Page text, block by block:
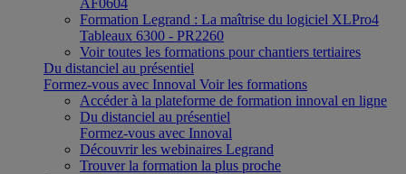
AF0604
Formation Legrand : La maîtrise du logiciel XLPro4
Tableaux 6300 - PR2260
Voir toutes les formations pour chantiers tertiaires
Du distanciel au présentiel
Formez-vous avec Innoval Voir les formations
Accéder à la plateforme de formation innoval en ligne
Du distanciel au présentiel
Formez-vous avec Innoval
Découvrir les webinaires Legrand
Trouver la formation la plus proche